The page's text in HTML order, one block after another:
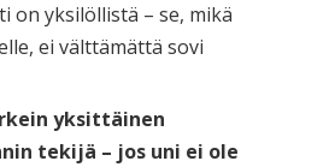
on yksilöllistä – se, mikä
ei välttämättä sovi
yksittäinen
tekijä – jos uni ei ole